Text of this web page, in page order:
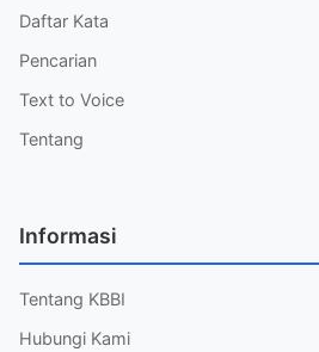
Daftar Kata
Pencarian
Text to Voice
Tentang
Informasi
Tentang KBBI
Hubungi Kami